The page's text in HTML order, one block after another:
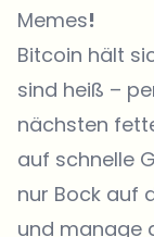
Memes!
Bitcoin hält
sind heiß –
nächsten
auf schnelle
nur Bock auf
und manage